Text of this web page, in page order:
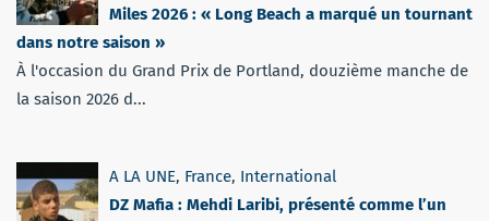
Miles 2026 : « Long Beach a marqué un tournant
dans notre saison »
À l'occasion du Grand Prix de Portland, douzième manche de
la saison 2026 d...
A LA UNE, France, International
DZ Mafia : Mehdi Laribi, présenté comme l’un